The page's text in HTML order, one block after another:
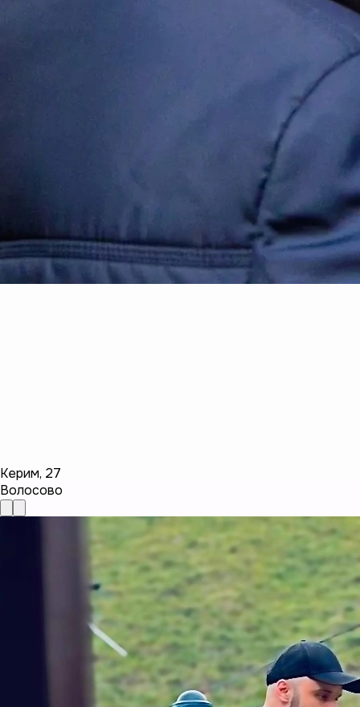
Керим, 27
Волосово